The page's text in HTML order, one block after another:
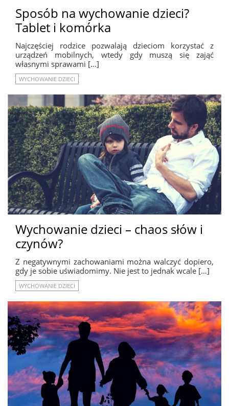
Sposób na wychowanie dzieci?
Tablet i komórka
Najczęściej rodzice pozwalają dzieciom korzystać z
urządzeń mobilnych, wtedy gdy muszą się zająć
własnymi sprawami […]
WYCHOWANIE DZIECI
Wychowanie dzieci – chaos słów i
czynów?
Z negatywnymi zachowaniami można walczyć dopiero,
gdy je sobie uświadomimy. Nie jest to jednak wcale […]
WYCHOWANIE DZIECI